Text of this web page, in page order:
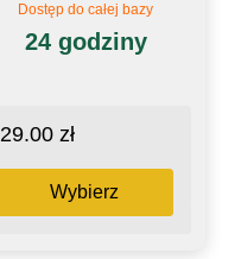
Dostęp do całej bazy
24 godziny
29.00 zł
Wybierz